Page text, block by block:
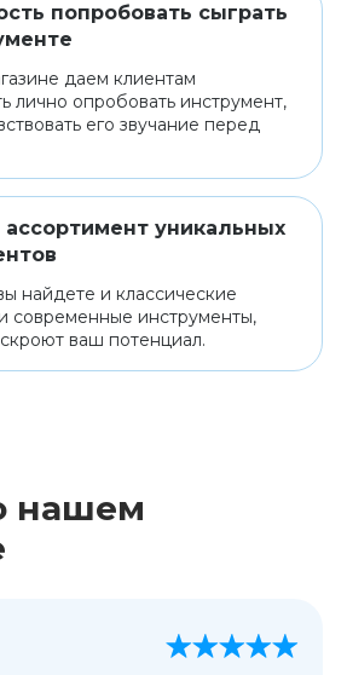
попробовать сыграть
даем клиентам
лично опробовать инструмент,
его звучание перед
уникальных
найдете и классические
современные инструменты,
ваш потенциал.
нашем